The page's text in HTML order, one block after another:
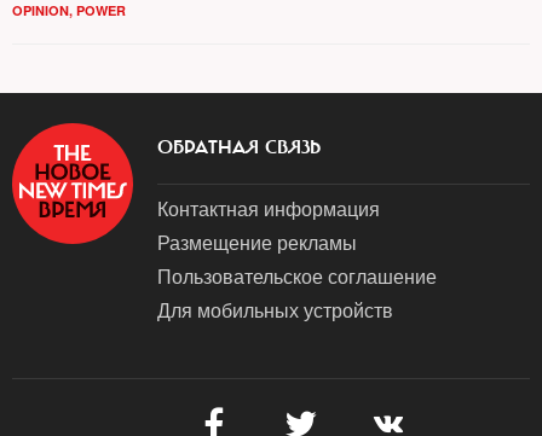
OPINION, POWER
ОБРАТНАЯ СВЯЗЬ
Контактная информация
Размещение рекламы
Пользовательское соглашение
Для мобильных устройств